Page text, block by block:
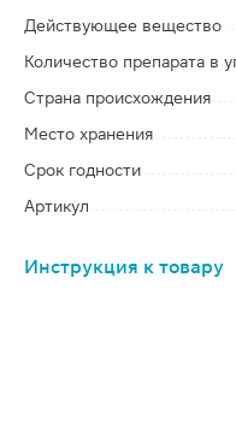
Действующее вещество
Количество препарата в
Страна происхождения
Место хранения
Срок годности
Артикул
Инструкция к товару